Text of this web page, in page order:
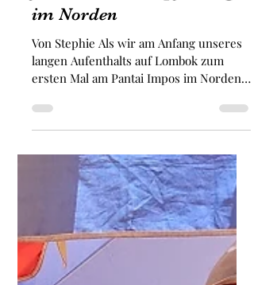
26. Juli 2022 2 Min. Lesezeit
Traumhaft schön im
jetzt mit Tourempfehlung
im Norden
Von Stephie Als wir am Anfang unseres
langen Aufenthalts auf Lombok zum
ersten Mal am Pantai Impos im Norden
ankommen, fühlt es sich an,...